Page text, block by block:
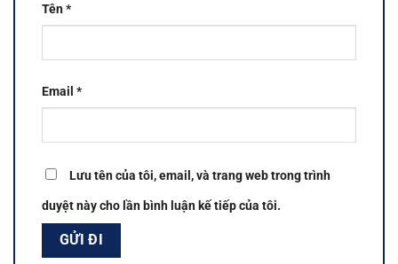
Tên*
Email *
Lưu tên của tôi, email, và trang web trong trình
duyệt này cho lần bình luận kế tiếp của tôi.